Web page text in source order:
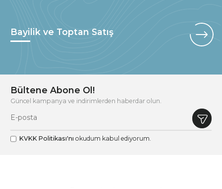
Bayilik ve Toptan Satış
Bültene Abone Ol!
Güncel kampanya ve indirimlerden haberdar olun.
KVKK Politikası'nı okudum kabul ediyorum.